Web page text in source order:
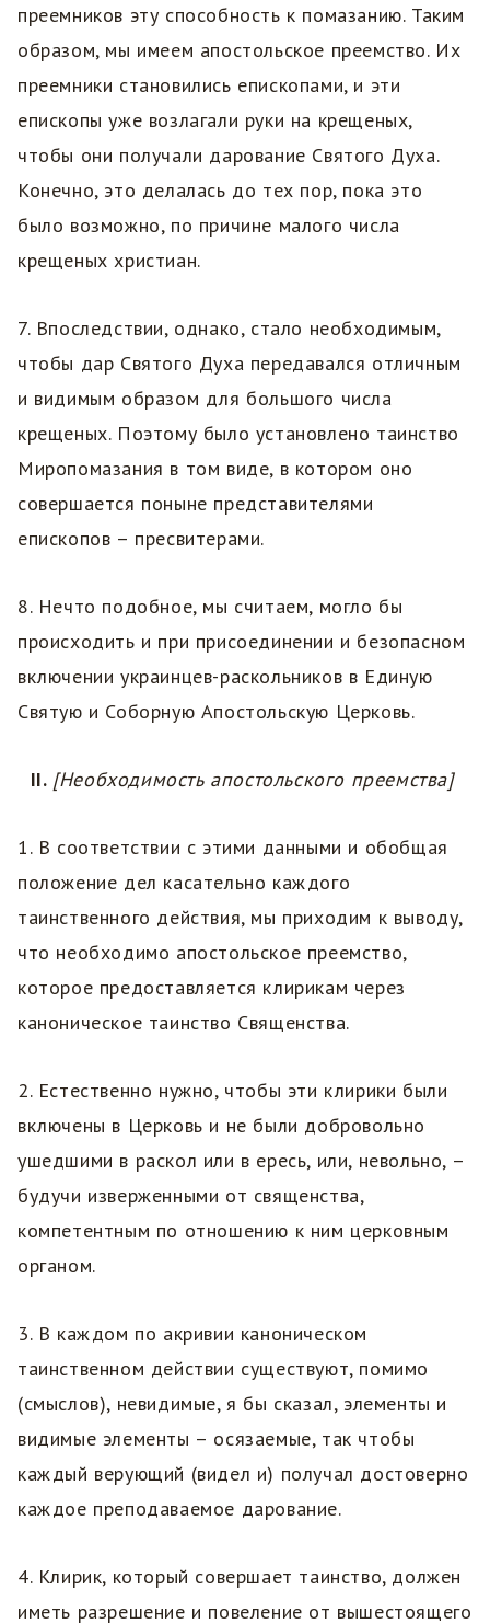
преемников эту способность к помазанию. Таким
образом, мы имеем апостольское преемство. Их
преемники становились епископами, и эти
епископы уже возлагали руки на крещеных,
чтобы они получали дарование Святого Духа.
Конечно, это делалась до тех пор, пока это
было возможно, по причине малого числа
крещеных христиан.
7. Впоследствии, однако, стало необходимым,
чтобы дар Святого Духа передавался отличным
и видимым образом для большого числа
крещеных. Поэтому было установлено таинство
Миропомазания в том виде, в котором оно
совершается поныне представителями
епископов – пресвитерами.
8. Нечто подобное, мы считаем, могло бы
происходить и при присоединении и безопасном
включении украинцев-раскольников в Единую
Святую и Соборную Апостольскую Церковь.
II. [Необходимость апостольского преемства]
1. В соответствии с этими данными и обобщая
положение дел касательно каждого
таинственного действия, мы приходим к выводу,
что необходимо апостольское преемство,
которое предоставляется клирикам через
каноническое таинство Священства.
2. Естественно нужно, чтобы эти клирики были
включены в Церковь и не были добровольно
ушедшими в раскол или в ересь, или, невольно, –
будучи изверженными от священства,
компетентным по отношению к ним церковным
органом.
3. В каждом по акривии каноническом
таинственном действии существуют, помимо
(смыслов), невидимые, я бы сказал, элементы и
видимые элементы – осязаемые, так чтобы
каждый верующий (видел и) получал достоверно
каждое преподаваемое дарование.
4. Клирик, который совершает таинство, должен
иметь разрешение и повеление от вышестоящего